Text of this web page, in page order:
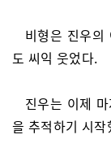
비형은 진우
도 씨익 웃었다.
진우는 이제
을 추적하기 시작